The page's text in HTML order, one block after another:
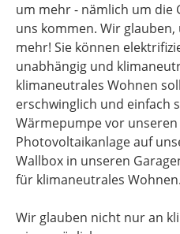
um mehr - nämlich um die
uns kommen. Wir
mehr! Sie können
unabhängig und
klimaneutrales Wohnen
erschwinglich und einfach
Wärmepumpe vor
Photovoltaikanlage auf
Wallbox in unseren
für klimaneutrales Wohnen.
Wir glauben nicht nur an